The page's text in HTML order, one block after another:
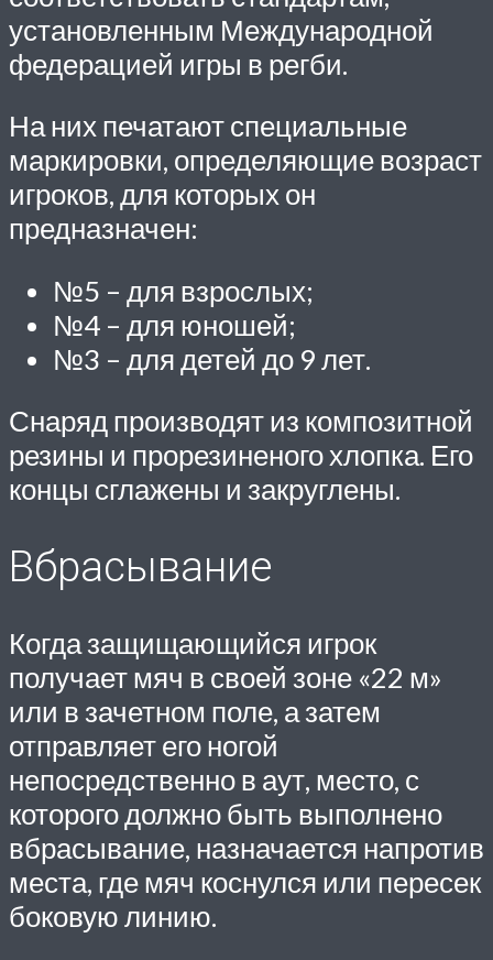
установленным Международной
федерацией игры в регби.
На них печатают специальные
маркировки, определяющие возраст
игроков, для которых он
предназначен:
№5 – для взрослых;
№4 – для юношей;
№3 – для детей до 9 лет.
Снаряд производят из композитной
резины и прорезиненого хлопка. Его
концы сглажены и закруглены.
Вбрасывание
Когда защищающийся игрок
получает мяч в своей зоне «22 м»
или в зачетном поле, а затем
отправляет его ногой
непосредственно в аут, место, с
которого должно быть выполнено
вбрасывание, назначается напротив
места, где мяч коснулся или пересек
боковую линию.